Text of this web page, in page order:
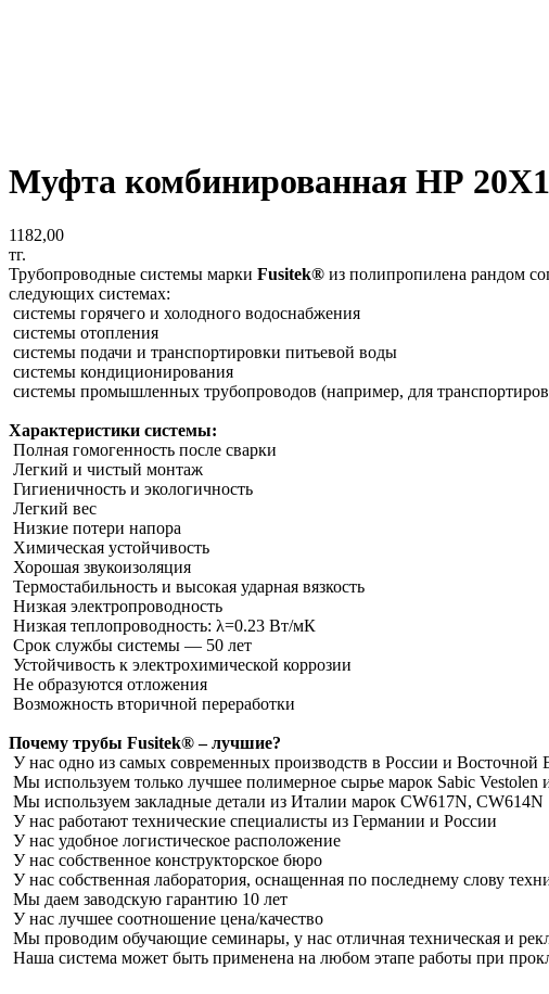
Муфта комбинированная НР
1182,00
тг.
Трубопроводные системы марки Fusitek® из полипропилена рандом
следующих системах:
системы горячего и холодного водоснабжения
системы отопления
системы подачи и транспортировки питьевой воды
системы кондиционирования
системы промышленных трубопроводов (например, для
Характеристики системы:
Полная гомогенность после сварки
Легкий и чистый монтаж
Гигиеничность и экологичность
Легкий вес
Низкие потери напора
Химическая устойчивость
Хорошая звукоизоляция
Термостабильность и высокая ударная вязкость
Низкая электропроводность
Низкая теплопроводность: λ=0.23 Вт/мК
Срок службы системы ― 50 лет
Устойчивость к электрохимической коррозии
Не образуются отложения
Возможность вторичной переработки
Почему трубы Fusitek® – лучшие?
У нас одно из самых современных производств в России и Восточной
Мы используем только лучшее полимерное сырье марок Sabic Vestolen
Мы используем закладные детали из Италии марок CW617N, CW614N
У нас работают технические специалисты из Германии и России
У нас удобное логистическое расположение
У нас собственное конструкторское бюро
У нас собственная лаборатория, оснащенная по последнему слову
Мы даем заводскую гарантию 10 лет
У нас лучшее соотношение цена/качество
Мы проводим обучающие семинары, у нас отличная техническая и
Наша система может быть применена на любом этапе работы при